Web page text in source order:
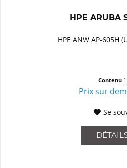
HPE ARUBA
HPE ANW AP-605H
Contenu 1
Prix sur
Se